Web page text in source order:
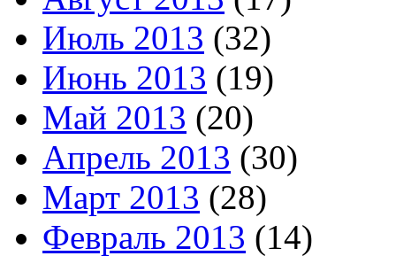
Июль 2013 (32)
Июнь 2013 (19)
Май 2013 (20)
Апрель 2013 (30)
Март 2013 (28)
Февраль 2013 (14)